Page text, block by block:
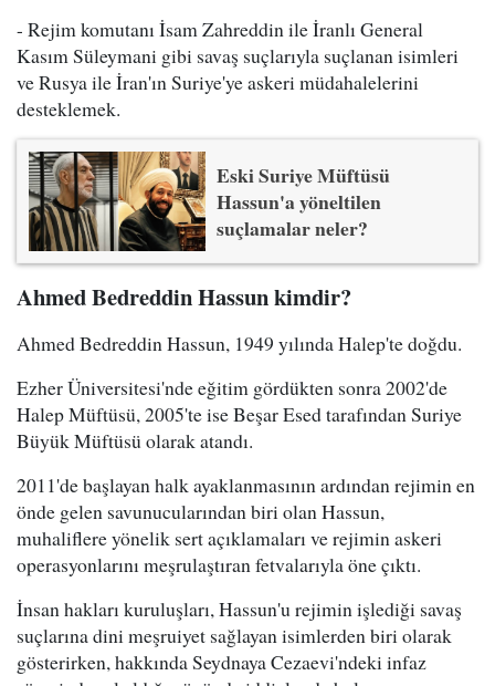
- Rejim komutanı İsam Zahreddin ile İranlı General
Kasım Süleymani gibi savaş suçlarıyla suçlanan isimleri
ve Rusya ile İran'ın Suriye'ye askeri müdahalelerini
desteklemek.
Eski Suriye Müftüsü
Hassun'a yöneltilen
suçlamalar neler?
Ahmed Bedreddin Hassun kimdir?
Ahmed Bedreddin Hassun, 1949 yılında Halep'te doğdu.
Ezher Üniversitesi'nde eğitim gördükten sonra 2002'de
Halep Müftüsü, 2005'te ise Beşar Esed tarafından Suriye
Büyük Müftüsü olarak atandı.
2011'de başlayan halk ayaklanmasının ardından rejimin en
önde gelen savunucularından biri olan Hassun,
muhaliflere yönelik sert açıklamaları ve rejimin askeri
operasyonlarını meşrulaştıran fetvalarıyla öne çıktı.
İnsan hakları kuruluşları, Hassun'u rejimin işlediği savaş
suçlarına dini meşruiyet sağlayan isimlerden biri olarak
gösterirken, hakkında Seydnaya Cezaevi'ndeki infaz